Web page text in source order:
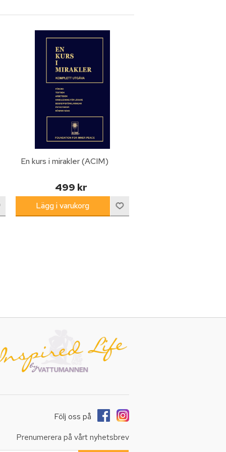
En kurs i mirakler (ACIM)
499 kr
Följ oss på
Prenumerera på vårt nyhetsbrev